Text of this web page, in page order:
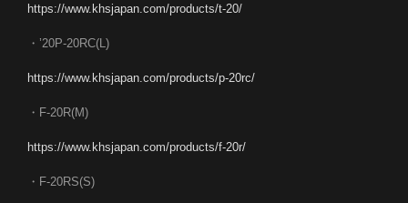
https://www.khsjapan.com/products/t-20/
・’20P-20RC(L)
https://www.khsjapan.com/products/p-20rc/
・F-20R(M)
https://www.khsjapan.com/products/f-20r/
・F-20RS(S)